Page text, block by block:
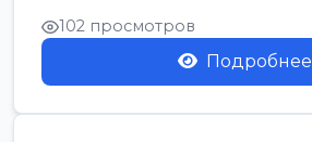
102 просмотров
Подробнее